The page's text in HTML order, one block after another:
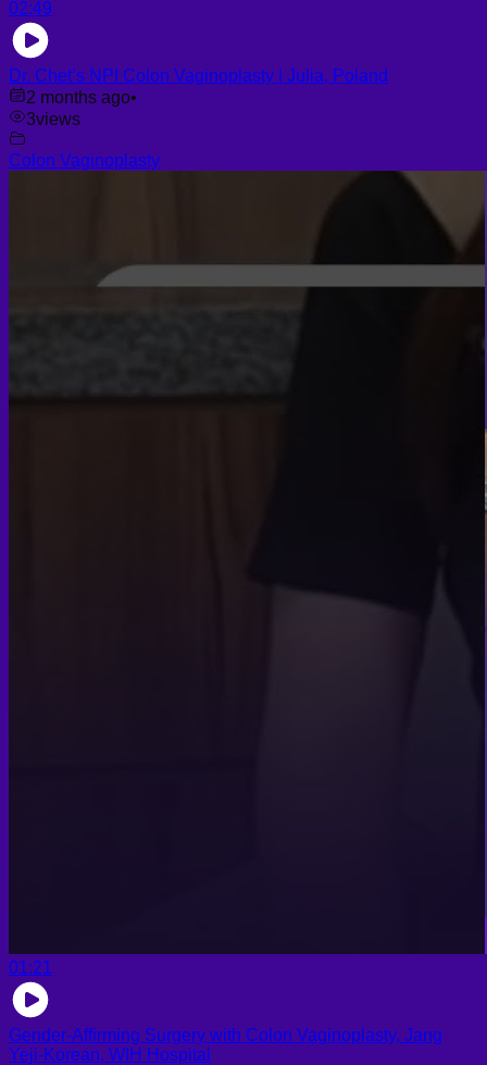
02:49
Dr. Chet’s NPI Colon Vaginoplasty | Julia, Poland
2 months ago•
3views
Colon Vaginoplasty
01:21
Gender-Affirming Surgery with Colon Vaginoplasty, Jang
Yeji-Korean, WIH Hospital